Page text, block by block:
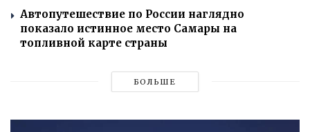
Автопутешествие по России наглядно
показало истинное место Самары на
топливной карте страны
БОЛЬШЕ